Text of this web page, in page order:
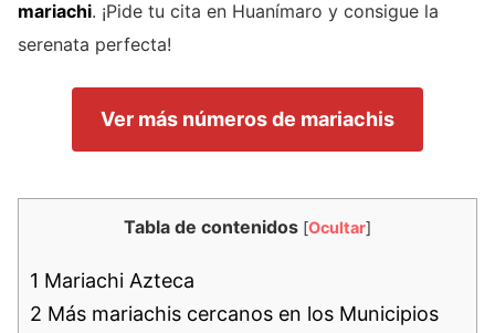
mariachi. ¡Pide tu cita en Huanímaro y consigue la
serenata perfecta!
Ver más números de mariachis
Tabla de contenidos [Ocultar]
1 Mariachi Azteca
2 Más mariachis cercanos en los Municipios